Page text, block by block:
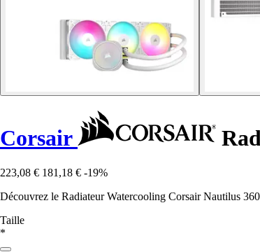
Corsair
223,08 € 181,18 € -19%
Découvrez le Radiateur Watercooling Corsair Nautilus
Taille
*